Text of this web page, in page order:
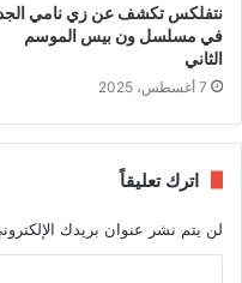
نتفلكس تكشف عن زي نامي
في مسلسل ون بيس الموسم
الثاني
7 أغسطس، 2025
اترك تعليقاً
لن يتم نشر عنوان بريدك